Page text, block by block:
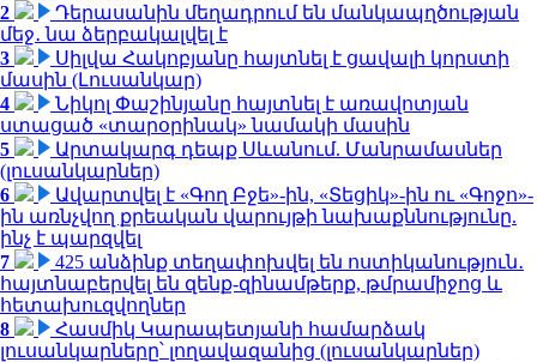
2
Դերասանին մեղադրում են մանկապղծության
մեջ․ նա ձերբակալվել է
3
Սիլվա Հակոբյանը հայտնել է ցավալի կորստի
մասին (Լուսանկար)
4
Նիկոլ Փաշինյանը հայտնել է առավոտյան
ստացած «տարօրինակ» նամակի մասին
5
Արտակարգ դեպք Սևանում. Մանրամասներ
(լուսանկարներ)
6
Ավարտվել է «Գող Բջե»-ին, «Տեցիկ»-ին ու «Գոջո»-
ին առնչվող քրեական վարույթի նախաքննությունը.
ինչ է պարզվել
7
425 անձինք տեղափոխվել են ոստիկանություն․
հայտնաբերվել են զենք-զինամթերք, թմրամիջոց և
հետախուզվողներ
8
Հասմիկ Կարապետյանի համարձակ
լուսանկարները՝ լողավազանից (լուսանկարներ)